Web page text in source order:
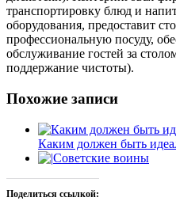
транспортировку блюд и
оборудования, предоставит
профессиональную посуду,
обслуживание гостей за
поддержание чистоты).
Похожие записи
Каким должен быть
Советские воины
Поделиться ссылкой: